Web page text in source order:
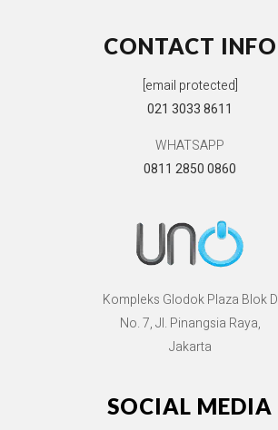
CONTACT INFO
[email protected]
021 3033 8611
WHATSAPP
0811 2850 0860
Kompleks Glodok Plaza Blok D
No. 7, Jl. Pinangsia Raya,
Jakarta
SOCIAL MEDIA